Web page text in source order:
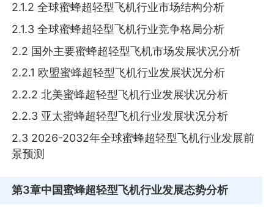
2.1.2 全球蜜蜂超轻型飞机行业市场结构分析
2.1.3 全球蜜蜂超轻型飞机行业竞争格局分析
2.2 国外主要蜜蜂超轻型飞机市场发展状况分析
2.2.1 欧盟蜜蜂超轻型飞机行业发展状况分析
2.2.2 北美蜜蜂超轻型飞机行业发展状况分析
2.2.3 亚太蜜蜂超轻型飞机行业发展状况分析
2.3 2026-2032年全球蜜蜂超轻型飞机行业发展前
景预测
第3章中国蜜蜂超轻型飞机行业发展态势分析